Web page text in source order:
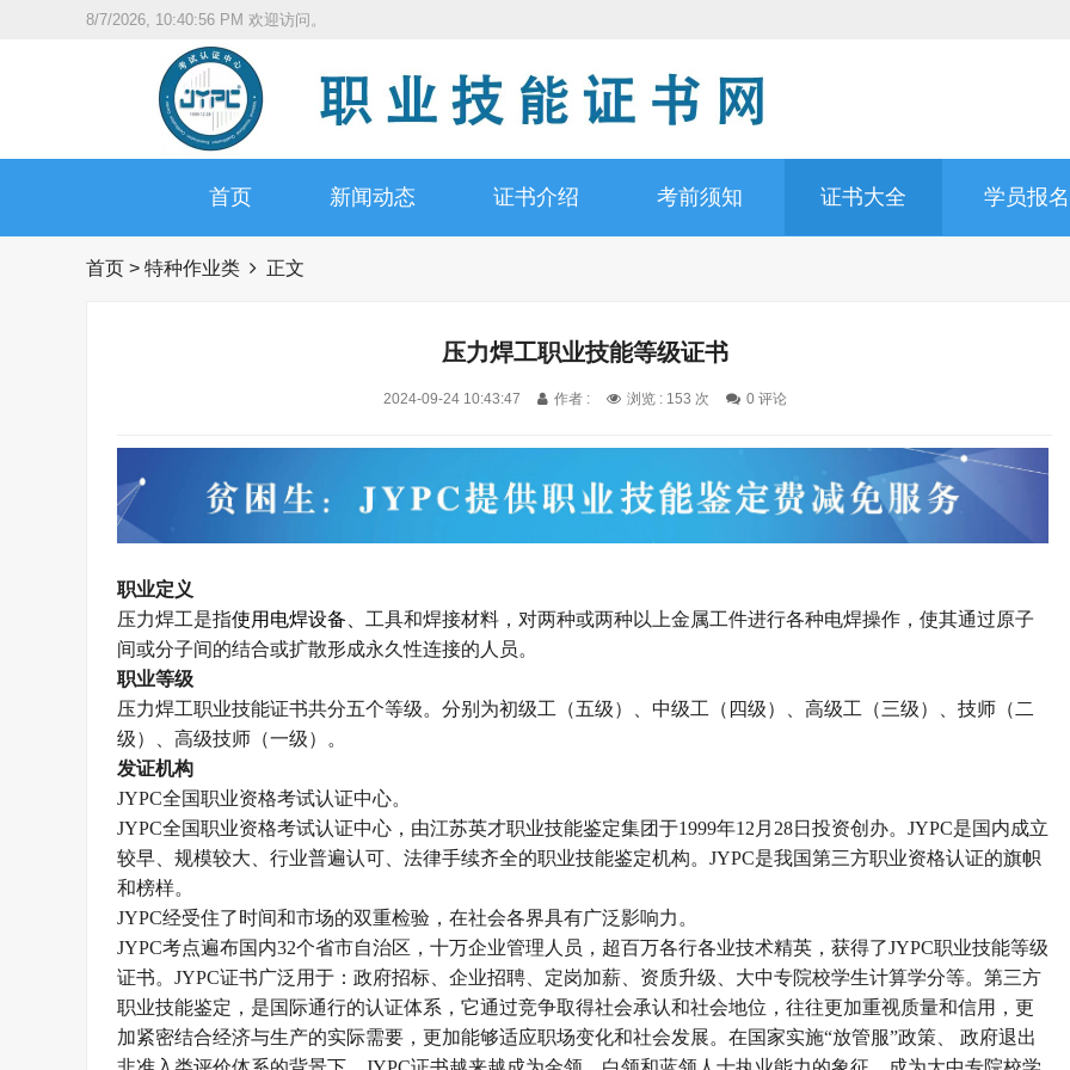
8/7/2026, 10:40:57 PM 欢迎访问。
首页 新闻动态 证书介绍 考前须知 证书大全 学员报名
首页 > 特种作业类 正文
压力焊工职业技能等级证书
2024-09-24 10:43:47 作者 : 浏览 : 153 次 0 评论
职业定义
压力焊工是指使用电焊设备、 工具和焊接材料，对两种或两种以上金属工件进行各种电焊操作，使其通过原子
间或分子间的结合或扩散形成永久性连接的人员。
职业等级
压力焊工职业技能证书共分五个等级。 分别为初级工（五级）、中级工（四级）、高级工（三级）、技师（二
级）、高级技师（一级）。
发证机构
JYPC全国职业资格考试认证中心。
JYPC全国职业资格考试认证中心，由江苏英才职业技能鉴定集团于1999年12 月 28日投资创办。 JYPC是国内成立
较早、规模较大、行业普遍认可、法律手续齐全的职业技能鉴定机构。 JYPC是我国第三方职业资格认证的旗帜
和榜样。
JYPC经受住了时间和市场的双重检验，在社会各界具有广泛影响力。
JYPC考点遍布国内32个省市自治区，十万企业管理人员，超百万各行各业技术精英，获得了JYPC职业技能等级
证书。 JYPC证书广泛用于：政府招标、企业招聘、定岗加薪、资质升级、大中专院校学生计算学分等。第三方
职业技能鉴定，是国际通行的认证体系，它通过竞争取得社会承认和社会地位，往往更加重视质量和信用，更
加紧密结合经济与生产的实际需要，更加能够适应职场变化和社会发展。在国家实施“放管服”政策、 政府退出